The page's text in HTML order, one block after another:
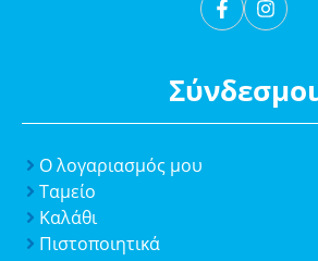
Σύνδεσμοι
Ο λογαριασμός μου
Ταμείο
Καλάθι
Πιστοποιητικά